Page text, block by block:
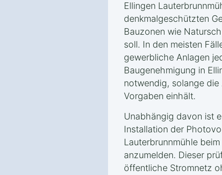
Ellingen
denkmalgeschützten
Bauzonen wie
soll. In den meisten
gewerbliche Anlagen
Baugenehmigung in
notwendig, solange
Vorgaben einhält.
Unabhängig davon ist
Installation der
Lauterbrunnmühle
anzumelden. Dieser
öffentliche Stromnetz